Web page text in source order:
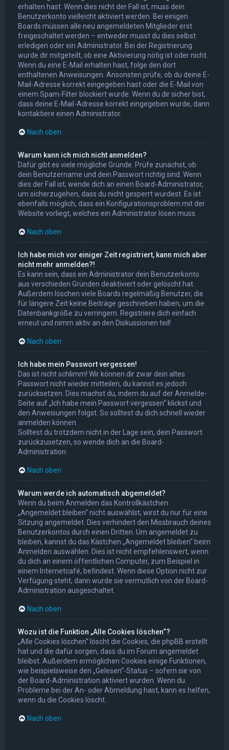
erhalten hast. Wenn dies nicht der Fall ist, muss dein
Benutzerkonto vielleicht aktiviert werden. Bei einigen
Boards müssen alle neu angemeldeten Mitglieder erst
freigeschaltet werden – entweder musst du dies selbst
erledigen oder ein Administrator. Bei der Registrierung
wurde dir mitgeteilt, ob eine Aktivierung nötig ist oder nicht.
Wenn du eine E-Mail erhalten hast, folge den dort
enthaltenen Anweisungen. Ansonsten prüfe, ob du deine E-
Mail-Adresse korrekt eingegeben hast oder die E-Mail von
einem Spam-Filter blockiert wurde. Wenn du dir sicher bist,
dass deine E-Mail-Adresse korrekt eingegeben wurde, dann
kontaktiere einen Administrator.
Nach oben
Warum kann ich mich nicht anmelden?
Dafür gibt es viele mögliche Gründe. Prüfe zunächst, ob
dein Benutzername und dein Passwort richtig sind. Wenn
dies der Fall ist, wende dich an einen Board-Administrator,
um sicherzugehen, dass du nicht gesperrt wurdest. Es ist
ebenfalls möglich, dass ein Konfigurationsproblem mit der
Website vorliegt, welches ein Administrator lösen muss.
Nach oben
Ich habe mich vor einiger Zeit registriert, kann mich aber
nicht mehr anmelden?!
Es kann sein, dass ein Administrator dein Benutzerkonto
aus verschieden Gründen deaktiviert oder gelöscht hat.
Außerdem löschen viele Boards regelmäßig Benutzer, die
für längere Zeit keine Beiträge geschrieben haben, um die
Datenbankgröße zu verringern. Registriere dich einfach
erneut und nimm aktiv an den Diskussionen teil!
Nach oben
Ich habe mein Passwort vergessen!
Das ist nicht schlimm! Wir können dir zwar dein altes
Passwort nicht wieder mitteilen, du kannst es jedoch
zurücksetzen. Dies machst du, indem du auf der Anmelde-
Seite auf „Ich habe mein Passwort vergessen“ klickst und
den Anweisungen folgst. So solltest du dich schnell wieder
anmelden können.
Solltest du trotzdem nicht in der Lage sein, dein Passwort
zurückzusetzen, so wende dich an die Board-
Administration.
Nach oben
Warum werde ich automatisch abgemeldet?
Wenn du beim Anmelden das Kontrollkästchen
„Angemeldet bleiben“ nicht auswählst, wirst du nur für eine
Sitzung angemeldet. Dies verhindert den Missbrauch deines
Benutzerkontos durch einen Dritten. Um angemeldet zu
bleiben, kannst du das Kästchen „Angemeldet bleiben“ beim
Anmelden auswählen. Dies ist nicht empfehlenswert, wenn
du dich an einem öffentlichen Computer, zum Beispiel in
einem Internetcafé, befindest. Wenn diese Option nicht zur
Verfügung steht, dann wurde sie vermutlich von der Board-
Administration ausgeschaltet.
Nach oben
Wozu ist die Funktion „Alle Cookies löschen“?
„Alle Cookies löschen“ löscht die Cookies, die phpBB erstellt
hat und die dafür sorgen, dass du im Forum angemeldet
bleibst. Außerdem ermöglichen Cookies einige Funktionen,
wie beispielsweise den „Gelesen“-Status – sofern sie von
der Board-Administration aktiviert wurden. Wenn du
Probleme bei der An- oder Abmeldung hast, kann es helfen,
wenn du die Cookies löscht.
Nach oben